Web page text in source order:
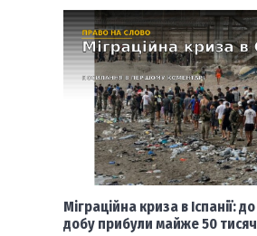
Міграційна криза в Іспанії:
добу прибули майже 50